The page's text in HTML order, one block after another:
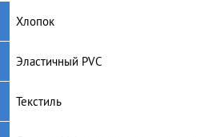
Хлопок
Эластичный PVC
Текстиль